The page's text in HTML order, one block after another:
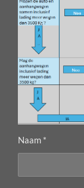
Naam *